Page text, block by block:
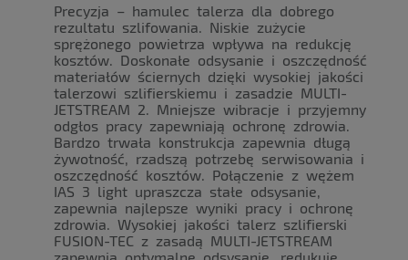
Precyzja – hamulec talerza dla dobrego
rezultatu szlifowania. Niskie zużycie
sprężonego powietrza wpływa na redukcję
kosztów. Doskonałe odsysanie i oszczędność
materiałów ściernych dzięki wysokiej jakości
talerzowi szlifierskiemu i zasadzie MULTI-
JETSTREAM 2. Mniejsze wibracje i przyjemny
odgłos pracy zapewniają ochronę zdrowia.
Bardzo trwała konstrukcja zapewnia długą
żywotność, rzadszą potrzebę serwisowania i
oszczędność kosztów. Połączenie z wężem
IAS 3 light upraszcza stałe odsysanie,
zapewnia najlepsze wyniki pracy i ochronę
zdrowia. Wysokiej jakości talerz szlifierski
FUSION-TEC z zasadą MULTI-JETSTREAM